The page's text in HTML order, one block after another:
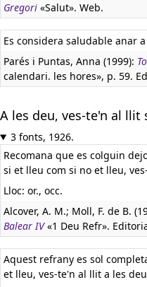
Gregori «Salut». Web.
Es considera saludable anar
Parés i Puntas, Anna (1999):
calendari. les hores», p. 59.
A les deu, ves-te'n al llit
3 fonts, 1926.
Recomana que es colguin
si et lleu com si no et lleu,
Lloc: or., occ.
Alcover, A. M.; Moll, F. de B.
Balear IV«1 Deu Refr».
Aquest refrany es sol
et lleu, ves-te'n al llit a les